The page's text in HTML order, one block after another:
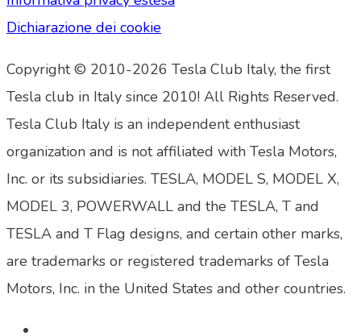
Dichiarazione dei cookie
Copyright © 2010-2026 Tesla Club Italy, the first
Tesla club in Italy since 2010! All Rights Reserved.
Tesla Club Italy is an independent enthusiast
organization and is not affiliated with Tesla Motors,
Inc. or its subsidiaries. TESLA, MODEL S, MODEL X,
MODEL 3, POWERWALL and the TESLA, T and
TESLA and T Flag designs, and certain other marks,
are trademarks or registered trademarks of Tesla
Motors, Inc. in the United States and other countries.